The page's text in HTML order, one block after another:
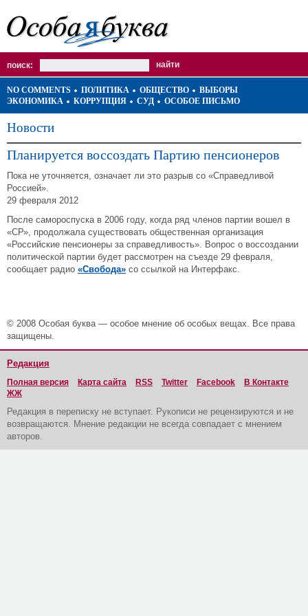
поиск:
NO COMMENTS ПОЛИТИКА ОБЩЕСТВО
ВЫБОРЫ
ЭКОНОМИКА
КОРРУПЦИЯ СУД ОСОБОЕ ПИСЬМО
Новости
Планируется воссоздать Партию пенсионеров
Пока не уточняется, означает ли это разрыв со «Справедливой
Россией».
29 февраля 2012
После самороспуска в 2006 году, когда ряд членов партии вошел в
«СР», продолжала существовать общественная организация
«Российские пенсионеры за справедливость». Вопрос о воссоздании
политической партии будет рассмотрен на съезде 29 февраля,
сообщает радио «Свобода» со ссылкой на Интерфакс.
© 2008 Особая буква — особое мнение об особых вещах. Все права
защищены.
Редакция
Полная версия Карта сайта RSS Twitter Facebook
В Контакте
ЖЖ
Редакция в переписку не вступает. Рукописи не рецензируются и не
возвращаются. Мнение редакции не всегда совпадает с мнением
авторов.